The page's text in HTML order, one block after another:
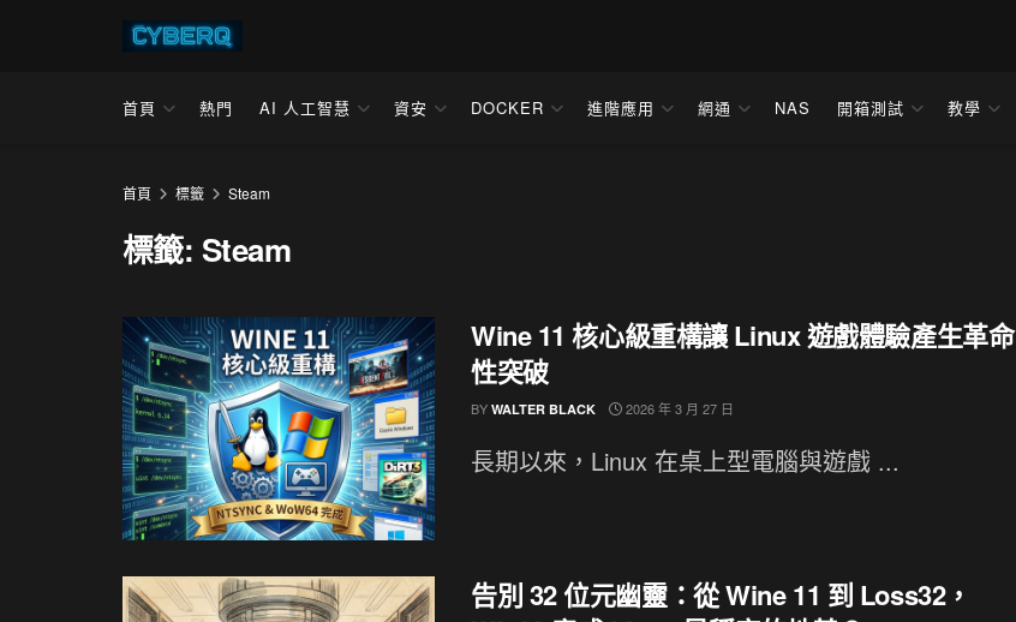
首頁 熱門 AI 人工智慧 資安 DOCKER 進階應用 網通 NAS 開箱測試 教學
首頁 標籤 Steam
標籤: Steam
Wine 11 核心級重構讓 Linux 遊戲體驗產生革命
性突破
BY WALTER BLACK 2026 年 3 月 27 日
長期以來，Linux 在桌上型電腦與遊戲 ...
告別 32 位元幽靈：從 Wine 11 到 Loss32，